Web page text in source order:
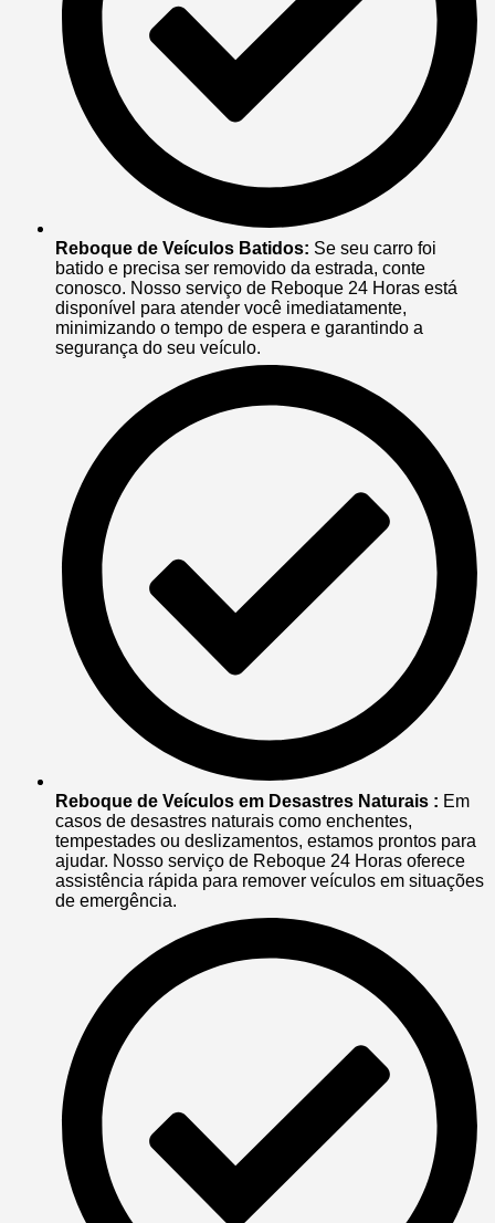
Reboque de Veículos Batidos: Se seu carro foi
batido e precisa ser removido da estrada, conte
conosco. Nosso serviço de Reboque 24 Horas está
disponível para atender você imediatamente,
minimizando o tempo de espera e garantindo a
segurança do seu veículo.
Reboque de Veículos em Desastres Naturais : Em
casos de desastres naturais como enchentes,
tempestades ou deslizamentos, estamos prontos para
ajudar. Nosso serviço de Reboque 24 Horas oferece
assistência rápida para remover veículos em situações
de emergência.